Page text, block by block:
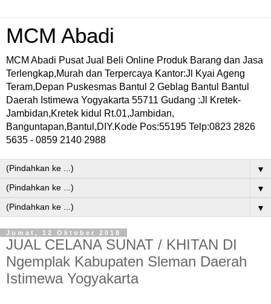
MCM Abadi
MCM Abadi Pusat Jual Beli Online Produk Barang dan Jasa
Terlengkap,Murah dan Terpercaya Kantor:Jl Kyai Ageng
Teram,Depan Puskesmas Bantul 2 Geblag Bantul Bantul
Daerah Istimewa Yogyakarta 55711 Gudang :Jl Kretek-
Jambidan,Kretek kidul Rt.01,Jambidan,
Banguntapan,Bantul,DIY.Kode Pos:55195 Telp:0823 2826
5635 - 0859 2140 2988
▼
▼
▼
Jumat, 12 Oktober 2018
JUAL CELANA SUNAT / KHITAN DI
Ngemplak Kabupaten Sleman Daerah
Istimewa Yogyakarta